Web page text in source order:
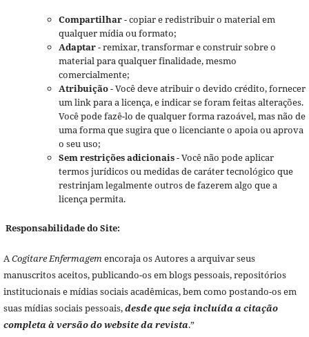
Compartilhar- copiar e redistribuir o material em
qualquer mídia ou formato;
Adaptar- remixar, transformar e construir sobre o
material para qualquer finalidade, mesmo
comercialmente;
Atribuição- Você deve atribuir o devido crédito, fornecer
um link para a licença, e indicar se foram feitas alterações.
Você pode fazê-lo de qualquer forma razoável, mas não de
uma forma que sugira que o licenciante o apoia ou aprova
o seu uso;
Sem restrições adicionais- Você não pode aplicar
termos jurídicos ou medidas de caráter tecnológico que
restrinjam legalmente outros de fazerem algo que a
licença permita.
Responsabilidade do Site:
ACogitare Enfermagemencoraja os Autores a arquivar seus
manuscritos aceitos, publicando-os em blogs pessoais, repositórios
institucionais e mídias sociais acadêmicas, bem como postando-os em
suas mídias sociais pessoais,desde que seja incluída a citação
completa à versão do website da revista.”